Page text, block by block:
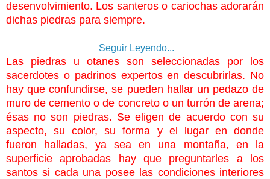
desenvolvimiento. Los santeros o cariochas adorarán
dichas piedras para siempre.
Seguir Leyendo...
Las piedras u otanes son seleccionadas por los
sacerdotes o padrinos expertos en descubrirlas. No
hay que confundirse, se pueden hallar un pedazo de
muro de cemento o de concreto o un turrón de arena;
ésas no son piedras. Se eligen de acuerdo con su
aspecto, su color, su forma y el lugar en donde
fueron halladas, ya sea en una montaña, en la
superficie aprobadas hay que preguntarles a los
santos si cada una posee las condiciones interiores